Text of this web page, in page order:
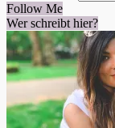
Follow Me
Wer schreibt hier?